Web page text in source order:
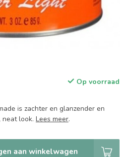
Op voorraad
is zachter en glanzender en
neat look. Lees meer.
aan winkelwagen